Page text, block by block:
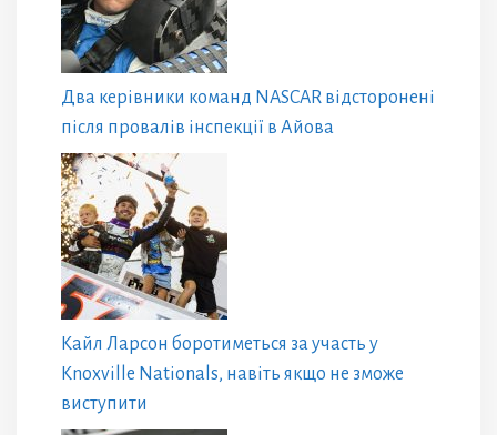
Два керівники команд NASCAR відсторонені
після провалів інспекції в Айова
Кайл Ларсон боротиметься за участь у
Knoxville Nationals, навіть якщо не зможе
виступити